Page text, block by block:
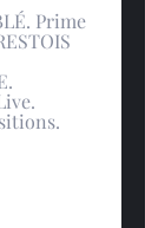
Prime